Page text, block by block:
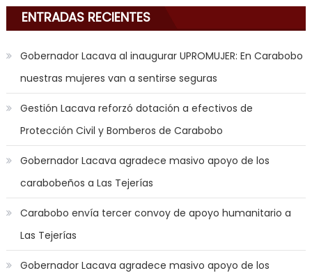
in
the
to
play
a
jerk
off
game
with
you
joi,
nana
nakamura
gets
a
ENTRADAS RECIENTES
Gobernador Lacava al inaugurar UPROMUJER: En Carabobo
nuestras mujeres van a sentirse seguras
Gestión Lacava reforzó dotación a efectivos de
Protección Civil y Bomberos de Carabobo
Gobernador Lacava agradece masivo apoyo de los
carabobeños a Las Tejerías
Carabobo envía tercer convoy de apoyo humanitario a
Las Tejerías
Gobernador Lacava agradece masivo apoyo de los